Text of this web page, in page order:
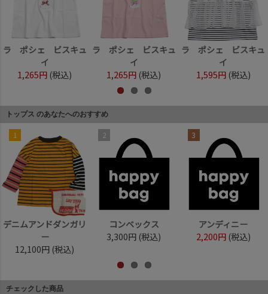
ラ ポシェ ビスキュ
イ
1,265円 (税込)
ラ ポシェ ビスキュ
イ
1,265円 (税込)
ラ ポシェ ビスキュ
イ
1,595円 (税込)
トップス のあなたへのおすすめ
1
デニムアンドダンガリ
ー
12,100円 (税込)
2
コンベックス
3,300円 (税込)
3
アンディニー
2,200円 (税込)
チェックした商品